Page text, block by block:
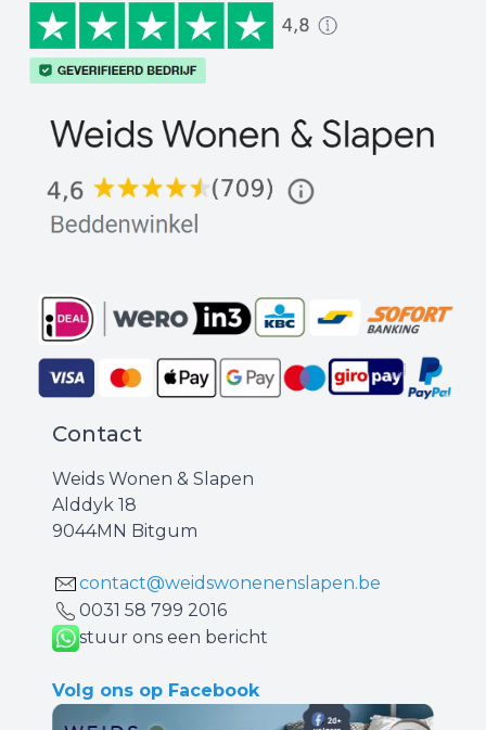
Contact
Weids Wonen & Slapen
Alddyk 18
9044MN Bitgum
contact@weidswonenenslapen.be
0031 ‪58 799 2016‬
stuur ons een bericht
Volg ons op Facebook